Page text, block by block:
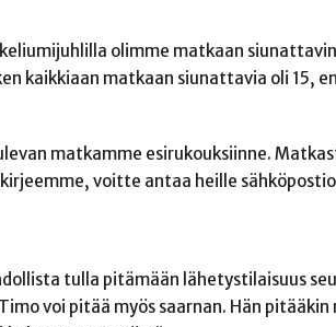
olimme matkaan
kaikkiaan matkaan siunattavia oli 15,
matkamme esirukouksiinne.
voitte antaa heille
tulla pitämään lähetystilaisuus
voi pitää myös saarnan. Hän pitääkin